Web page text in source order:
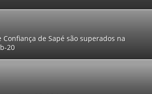
Confiança de Sapé são superados na
20